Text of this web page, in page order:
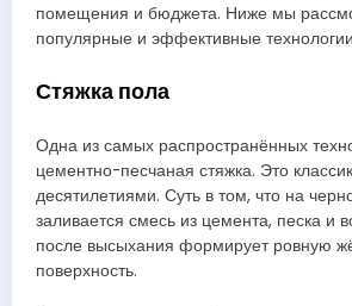
помещения и бюджета. Ниже мы
популярные и эффективные
Стяжка пола
Одна из самых распространённых
цементно-песчаная стяжка. Это
десятилетиями. Суть в том, что на
заливается смесь из цемента, песка и
после высыхания формирует ровную
поверхность.